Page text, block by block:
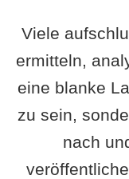
Viele
ermitteln,
eine blanke
zu sein,
nach